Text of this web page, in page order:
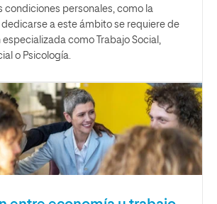
condiciones personales, como la
a este ámbito se requiere de
como Trabajo Social,
o Psicología.